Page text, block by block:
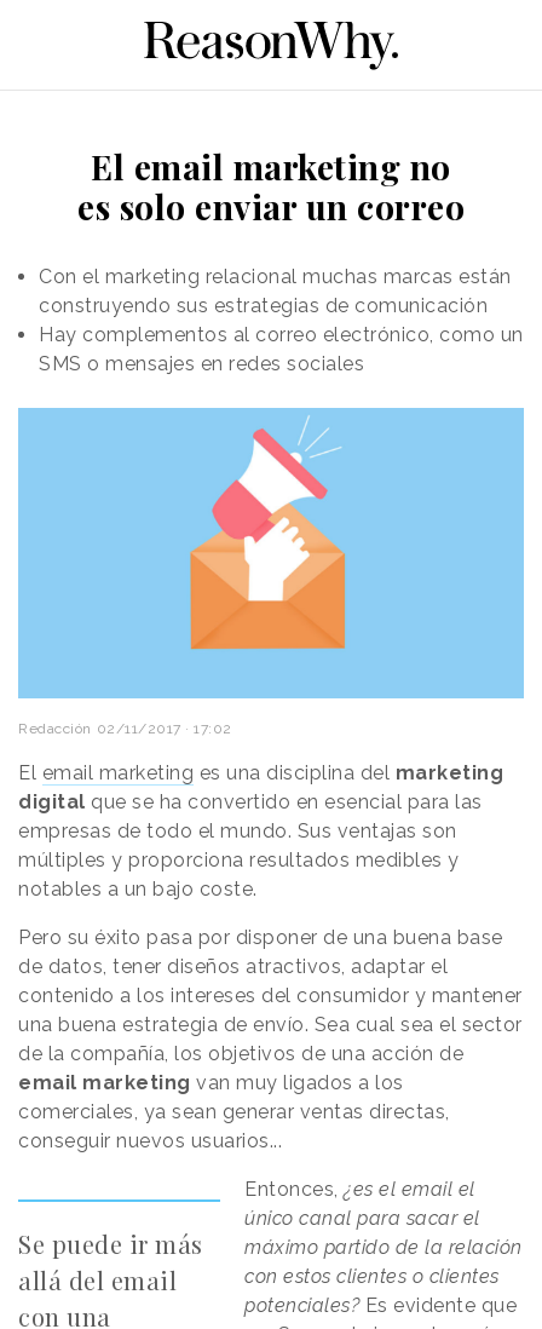
El email marketing no
es solo enviar un correo
Con el marketing relacional muchas marcas están
construyendo sus estrategias de comunicación
Hay complementos al correo electrónico, como un
SMS o mensajes en redes sociales
Redacción 02/11/2017 · 17:02
El email marketing es una disciplina del marketing
digital que se ha convertido en esencial para las
empresas de todo el mundo. Sus ventajas son
múltiples y proporciona resultados medibles y
notables a un bajo coste.
Pero su éxito pasa por disponer de una buena base
de datos, tener diseños atractivos, adaptar el
contenido a los intereses del consumidor y mantener
una buena estrategia de envío. Sea cual sea el sector
de la compañía, los objetivos de una acción de
email marketing van muy ligados a los
comerciales, ya sean generar ventas directas,
conseguir nuevos usuarios...
Se puede ir más
allá del email
con una
Entonces,¿es el email el
único canal para sacar el
máximo partido de la relación
con estos clientes o clientes
potenciales? Es evidente que